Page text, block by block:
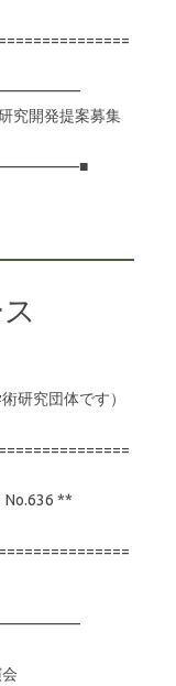
究開発提案募集
研究団体です）
No.636 **